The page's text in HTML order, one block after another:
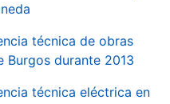
técnica de obras
Burgos durante 2013
técnica eléctrica en